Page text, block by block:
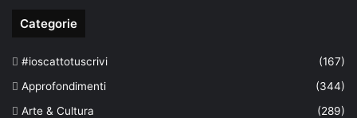
Categorie
#ioscattotuscrivi
(167)
Approfondimenti
(344)
Arte & Cultura
(289)